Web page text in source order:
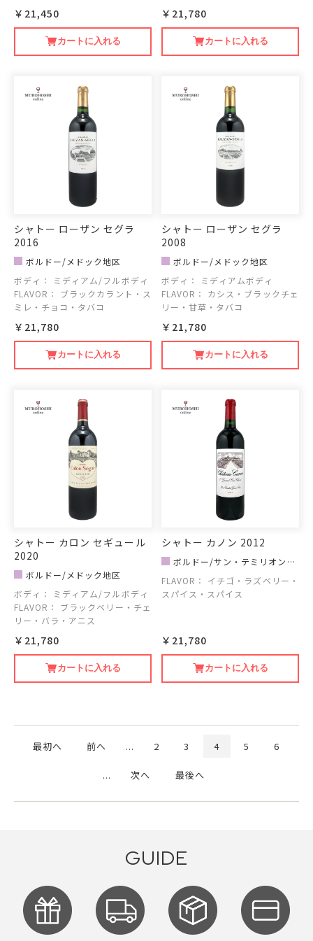
￥21,450
カートに入れる
￥21,780
カートに入れる
シャトー ローザン セグラ
2016
ボルドー/メドック地区
ボディ：
ミディアム/フルボディ
FLAVOR：
ブラックカラント・ス
ミレ・チョコ・タバコ
￥21,780
カートに入れる
シャトー ローザン セグラ
2008
ボルドー/メドック地区
ボディ：
ミディアムボディ
FLAVOR：
カシス・ブラックチェ
リー・甘草・タバコ
￥21,780
カートに入れる
シャトー カロン セギュール
2020
ボルドー/メドック地区
ボディ：
ミディアム/フルボディ
FLAVOR：
ブラックベリー・チェ
リー・バラ・アニス
￥21,780
カートに入れる
シャトー カノン 2012
ボルドー/サン・テミリオン地
FLAVOR：
イチゴ・ラズベリー・
スパイス・スパイス
￥21,780
カートに入れる
最初へ 前へ ... 2 3 4 5 6
... 次へ 最後へ
GUIDE